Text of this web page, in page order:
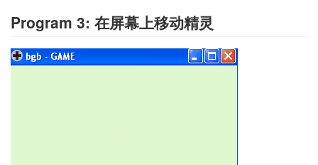
Program 3: 在屏幕上移动精灵